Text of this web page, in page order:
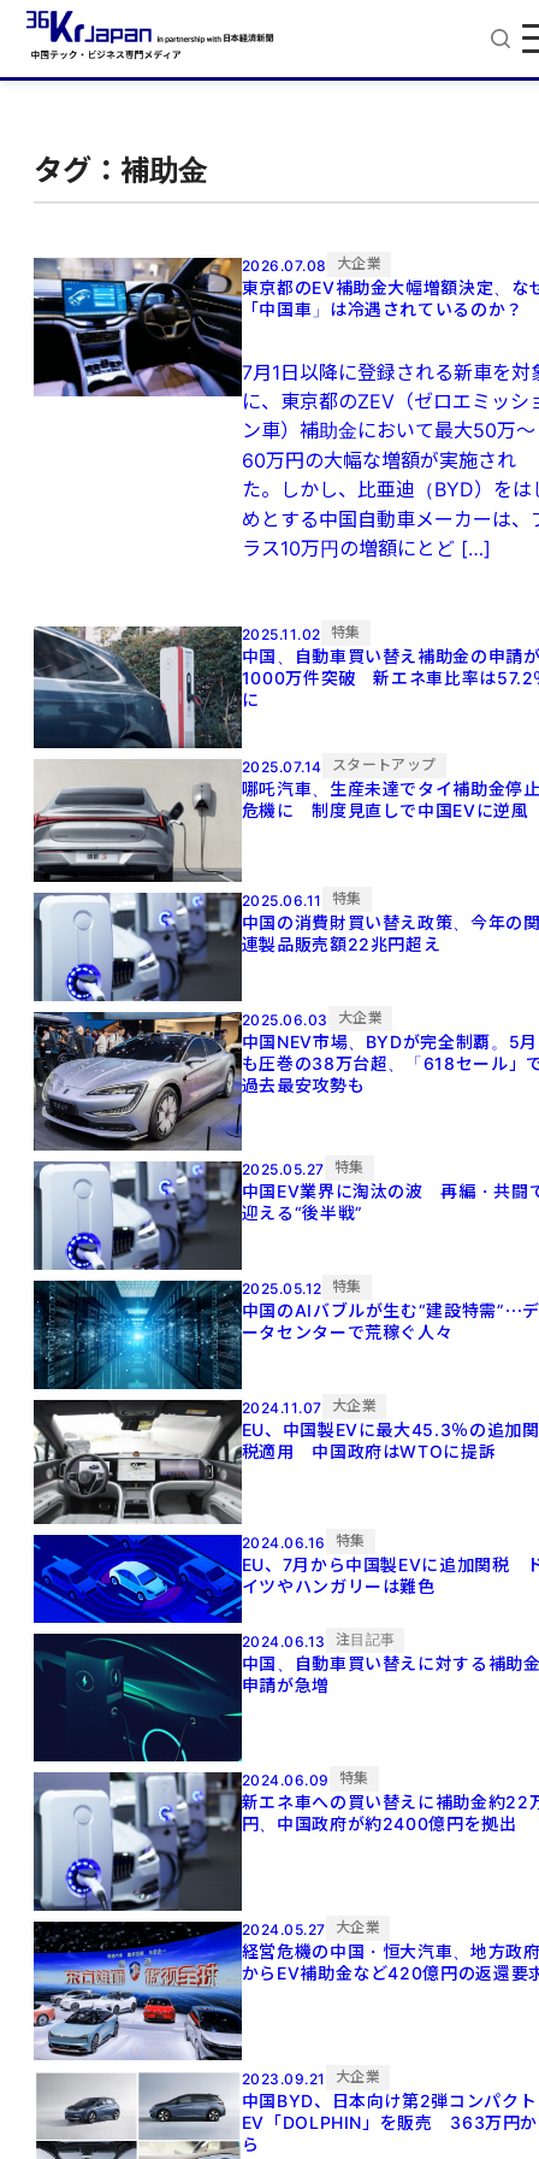
タグ：補助金
2026.07.08 大企業
東京都のEV補助金大幅増額決定、な
「中国車」は冷遇されているのか？
7月1日以降に登録される新車を対
に、東京都のZEV（ゼロエミッシ
ン車）補助金において最大50万〜
60万円の大幅な増額が実施され
た。しかし、比亜迪（BYD）をは
めとする中国自動車メーカーは、
ラス10万円の増額にとど […]
2025.11.02 特集
中国、自動車買い替え補助金の申請
1000万件突破 新エネ車比率は57.2
に
2025.07.14 スタートアップ
哪吒汽車、生産未達でタイ補助金停
危機に 制度見直しで中国EVに逆風
2025.06.11 特集
中国の消費財買い替え政策、今年の
連製品販売額22兆円超え
2025.06.03 大企業
中国NEV市場、BYDが完全制覇。5月
も圧巻の38万台超、「618セール」
過去最安攻勢も
2025.05.27 特集
中国EV業界に淘汰の波 再編・共闘
迎える“後半戦”
2025.05.12 特集
中国のAIバブルが生む“建設特需”⋯デ
ータセンターで荒稼ぐ人々
2024.11.07 大企業
EU、中国製EVに最大45.3％の追加関
税適用 中国政府はWTOに提訴
2024.06.16 特集
EU、7月から中国製EVに追加関税
イツやハンガリーは難色
2024.06.13 注目記事
中国、自動車買い替えに対する補助
申請が急増
2024.06.09 特集
新エネ車への買い替えに補助金約22
円、中国政府が約2400億円を拠出
2024.05.27 大企業
経営危機の中国・恒大汽車、地方政
からEV補助金など420億円の返還要
2023.09.21 大企業
中国BYD、日本向け第2弾コンパクト
EV「DOLPHIN」を販売 363万円か
ら